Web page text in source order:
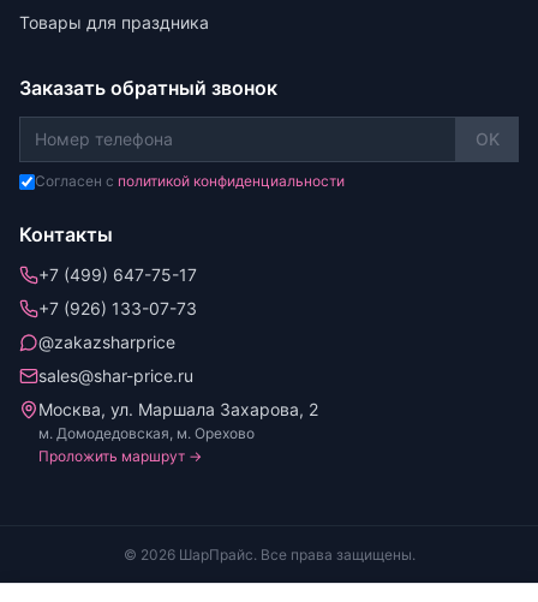
Товары для праздника
Заказать обратный звонок
OK
Согласен с политикой конфиденциальности
Контакты
+7 (499) 647-75-17
+7 (926) 133-07-73
@zakazsharprice
sales@shar-price.ru
Москва, ул. Маршала Захарова, 2
м. Домодедовская, м. Орехово
Проложить маршрут →
© 2026 ШарПрайс. Все права защищены.